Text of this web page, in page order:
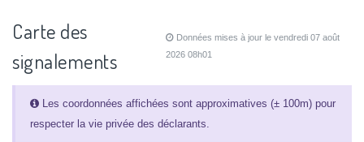
Carte des
signalements
Données mises à jour le vendredi 07 août
2026 08h01
Les coordonnées affichées sont approximatives (± 100m) pour
respecter la vie privée des déclarants.